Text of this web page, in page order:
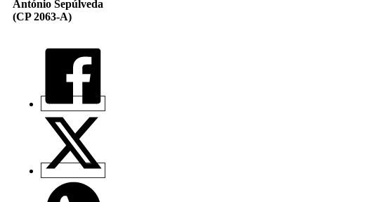
António Sepúlveda
(CP 2063-A)